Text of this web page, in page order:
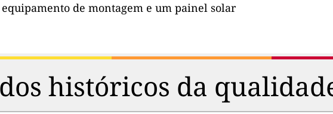
de montagem e um painel solar
históricos da